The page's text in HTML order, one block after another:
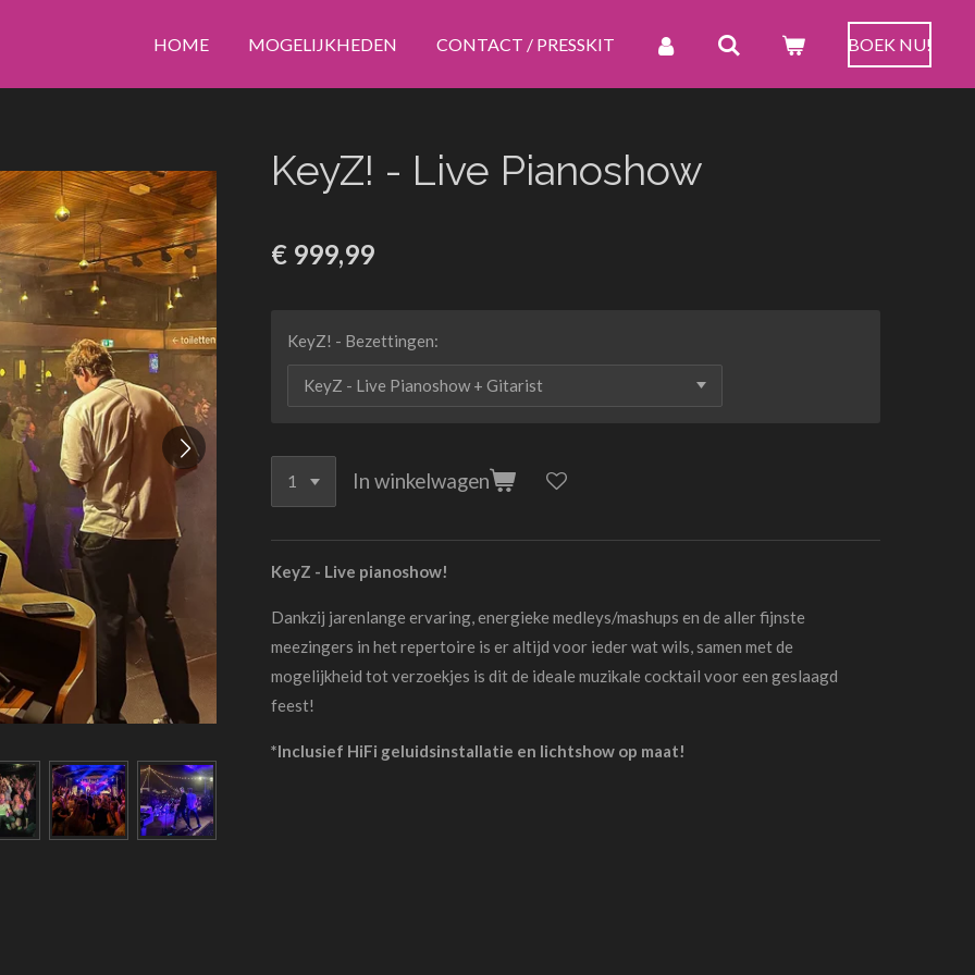
HOME MOGELIJKHEDEN CONTACT / PRESSKIT BOEK NU!
KeyZ! - Live Pianoshow
€ 999,99
KeyZ! - Bezettingen:
In winkelwagen
KeyZ - Live pianoshow!
Dankzij jarenlange ervaring, energieke medleys/mashups en de aller fijnste
meezingers in het repertoire is er altijd voor ieder wat wils, samen met de
mogelijkheid tot verzoekjes is dit de ideale muzikale cocktail voor een geslaagd
feest!
*Inclusief HiFi geluidsinstallatie en lichtshow op maat!